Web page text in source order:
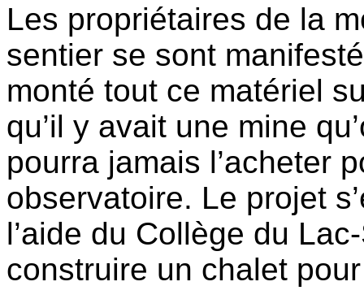
Les propriétaires de la
sentier se sont
monté tout ce matériel
qu’il y avait une mine
pourra jamais l’acheter
observatoire. Le projet
l’aide du Collège du
construire un chalet